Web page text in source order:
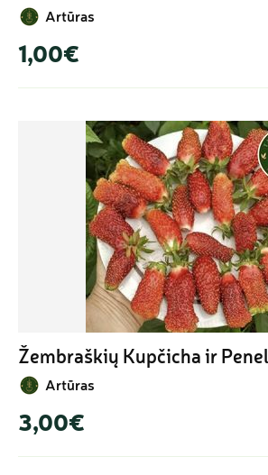
Artūras
1,00€
Žembraškių Kupčicha ir
Artūras
3,00€